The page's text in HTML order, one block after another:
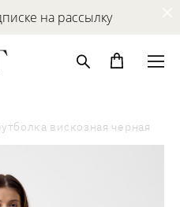
на рассылку
вискозная черная